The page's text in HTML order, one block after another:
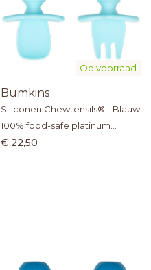
Op voorraad
Bumkins
Siliconen Chewtensils® - Blauw
100% food-safe platinum
silicone
€ 22,50